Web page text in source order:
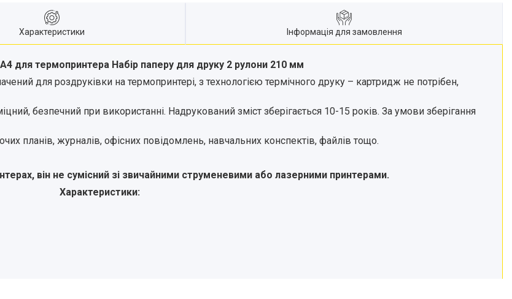
Характеристики Інформація для замовлення
для термопринтера Набір паперу для друку 2 рулони 210 мм
для роздруківки на термопринтері, з технологією термічного друку – картридж не потрібен,
безпечний при використанні. Надрукований зміст зберігається 10-15 років. За умови зберігання
планів, журналів, офісних повідомлень, навчальних конспектів, файлів тощо.
він не сумісний зі звичайними струменевими або лазерними принтерами.
Характеристики: